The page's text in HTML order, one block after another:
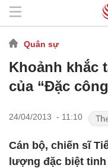
Quân sự
Khoảnh khắc
của “Đặc
24/04/2013 - 11:10
Cán bộ, chiến sĩ
lượng đặc biệt